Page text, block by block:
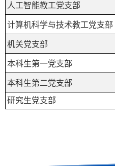
人工智能教工党支部
计算机科学与技术教工党支部
机关党支部
本科生第一党支部
本科生第二党支部
研究生党支部